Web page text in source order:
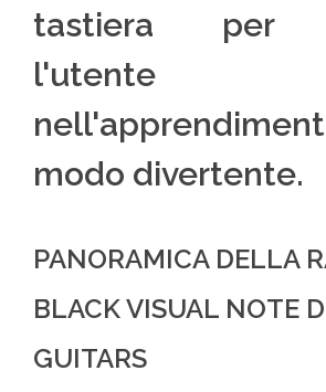
tastiera per
l'utente
modo divertente.
PANORAMICA DELLA
BLACK VISUAL NOTE
GUITARS